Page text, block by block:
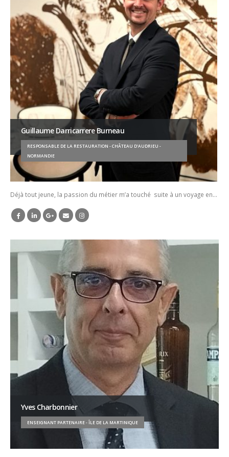
Guillaume Darricarrere Burneau
RESPONSABLE DE LA RESTAURATION - CHÂTEAU D'AUDRIEU -
NORMANDIE
Déjà tout jeune, la passion du métier m’a touché suite à un voyage en…
Yves Charbonnier
ENSEIGNANT PARTENAIRE - ÎLE DE LA MARTINIQUE